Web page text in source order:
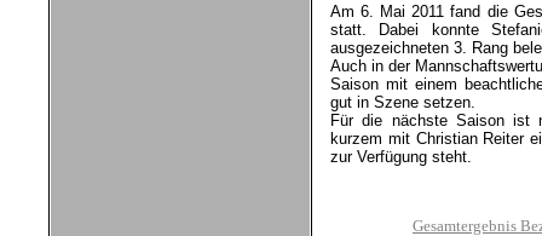
Am 6. Mai 2011 fand die
statt. Dabei konnte
ausgezeichneten 3. Rang
Auch in der
Saison mit einem
gut in Szene setzen.
Für die nächste Saison ist
kurzem mit Christian Reiter
zur Verfügung steht.
Gesamtergebnis